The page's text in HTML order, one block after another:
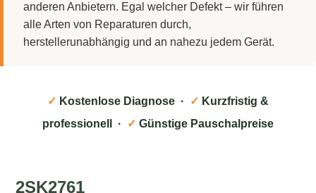
anderen Anbietern. Egal welcher Defekt – wir führen
alle Arten von Reparaturen durch,
herstellerunabhängig und an nahezu jedem Gerät.
✓ Kostenlose Diagnose · ✓ Kurzfristig &
professionell ·
✓ Günstige Pauschalpreise
2SK2761